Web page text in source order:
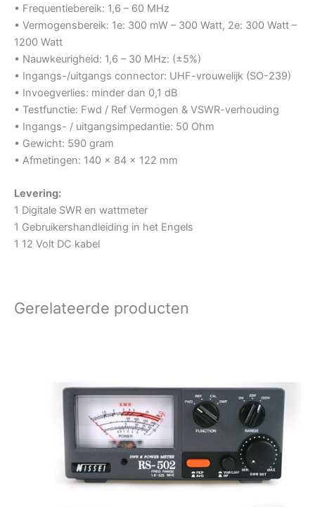
• Frequentiebereik: 1,6 – 60 MHz
• Vermogensbereik: 1e: 300 mW – 300 Watt, 2e: 300 Watt –
1200 Watt
• Nauwkeurigheid: 1,6 – 30 MHz: (±5%)
• Ingangs-/uitgangs connector: UHF-vrouwelijk (SO-239)
• Invoegverlies: minder dan 0,1 dB
• Testfunctie: Fwd / Ref Vermogen & VSWR-verhouding
• Ingangs- / uitgangsimpedantie: 50 Ohm
• Gewicht: 590 gram
• Afmetingen: 140 x 84 x 122 mm
Levering:
1 Digitale SWR en wattmeter
1 Gebruikershandleiding in het Engels
1 12 Volt DC kabel
Gerelateerde producten